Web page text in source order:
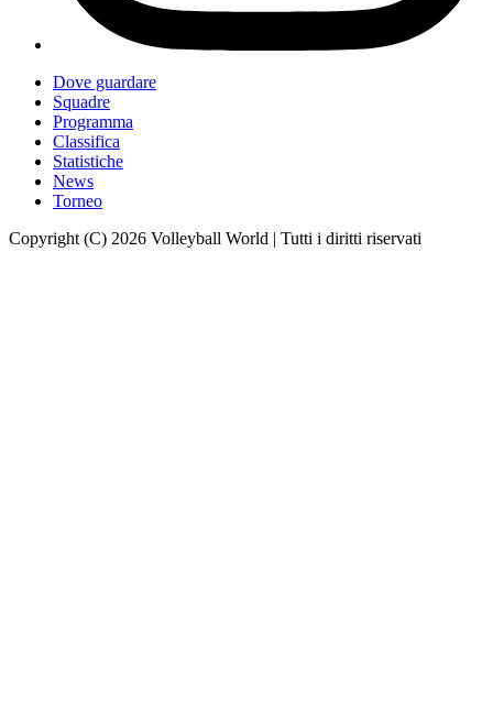
Dove guardare
Squadre
Programma
Classifica
Statistiche
News
Torneo
Copyright (C) 2026 Volleyball World | Tutti i diritti riservati